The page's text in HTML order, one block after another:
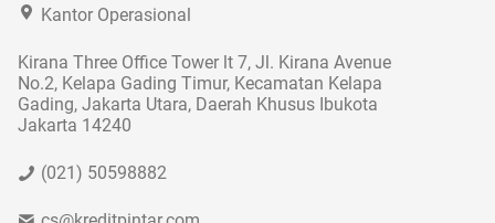
Kantor Operasional
Kirana Three Office Tower lt 7, Jl. Kirana Avenue
No.2, Kelapa Gading Timur, Kecamatan Kelapa
Gading, Jakarta Utara, Daerah Khusus Ibukota
Jakarta 14240
(021) 50598882